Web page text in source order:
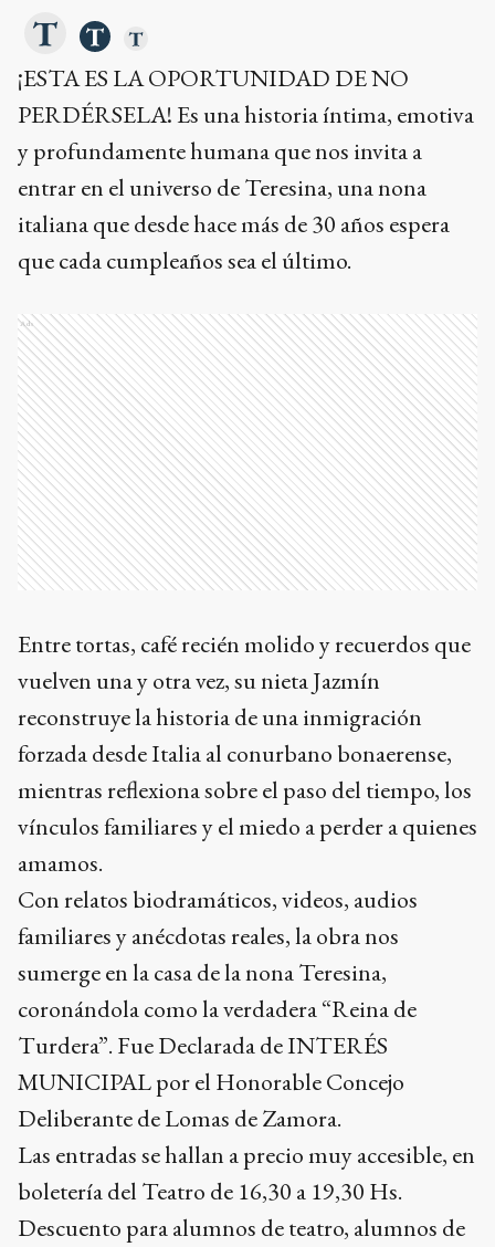
¡ESTA ES LA OPORTUNIDAD DE NO
PERDÉRSELA! Es una historia íntima, emotiva
y profundamente humana que nos invita a
entrar en el universo de Teresina, una nona
italiana que desde hace más de 30 años espera
que cada cumpleaños sea el último.
Ads
Entre tortas, café recién molido y recuerdos que
vuelven una y otra vez, su nieta Jazmín
reconstruye la historia de una inmigración
forzada desde Italia al conurbano bonaerense,
mientras reflexiona sobre el paso del tiempo, los
vínculos familiares y el miedo a perder a quienes
amamos.
Con relatos biodramáticos, videos, audios
familiares y anécdotas reales, la obra nos
sumerge en la casa de la nona Teresina,
coronándola como la verdadera “Reina de
Turdera”. Fue Declarada de INTERÉS
MUNICIPAL por el Honorable Concejo
Deliberante de Lomas de Zamora.
Las entradas se hallan a precio muy accesible, en
boletería del Teatro de 16,30 a 19,30 Hs.
Descuento para alumnos de teatro, alumnos de